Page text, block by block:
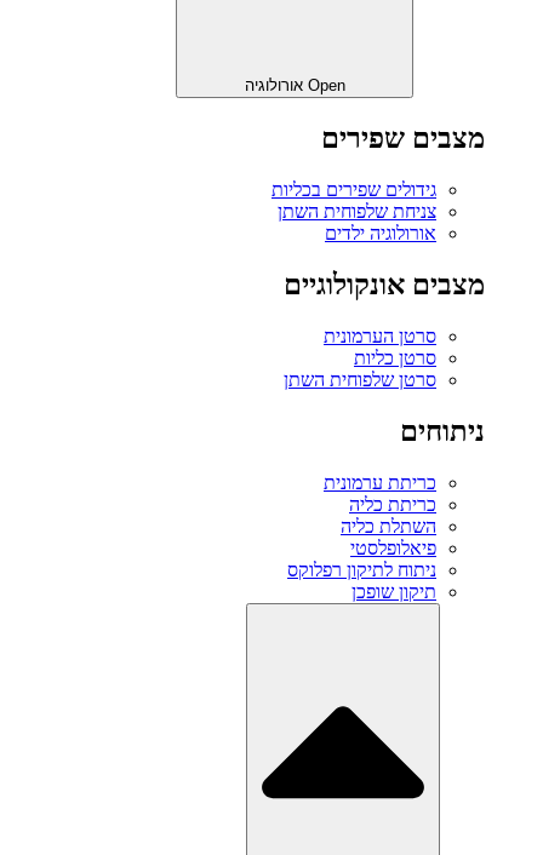
Open אורולוגיה
מצבים שפירים
גידולים שפירים בכליות
צניחת שלפוחית השתן
אורולוגיה ילדים
מצבים אונקולוגיים
סרטן הערמונית
סרטן כליות
סרטן שלפוחית השתן
ניתוחים
כריתת ערמונית
כריתת כליה
השתלת כליה
פיאלופלסטי
ניתוח לתיקון רפלוקס
תיקון שופכן